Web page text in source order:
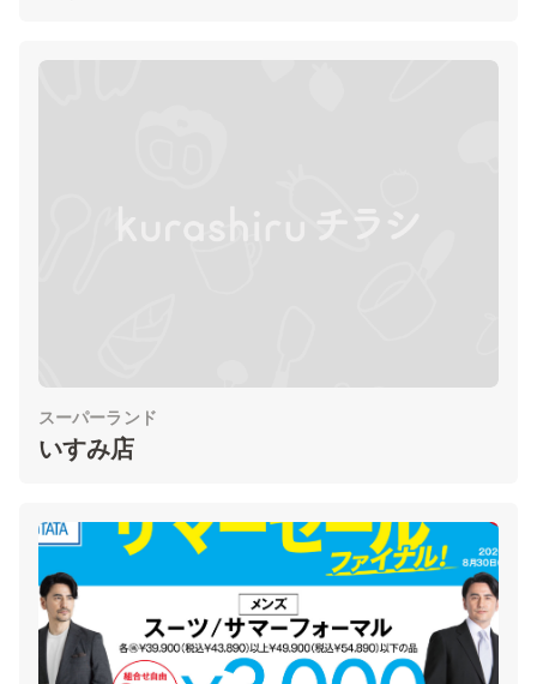
スーパーランド
いすみ店